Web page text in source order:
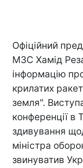
Офіційний
МЗС Хамід
інформацію
крилатих
земля".
конференції в
здивування
міністра
звинуватив